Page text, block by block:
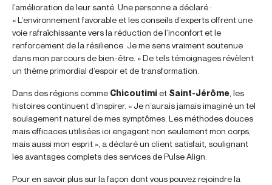
l’amélioration de leur santé. Une personne a déclaré :
« L’environnement favorable et les conseils d’experts offrent une
voie rafraîchissante vers la réduction de l’inconfort et le
renforcement de la résilience. Je me sens vraiment soutenue
dans mon parcours de bien-être. » De tels témoignages révèlent
un thème primordial d’espoir et de transformation.
Dans des régions comme Chicoutimiet Saint-Jérôme , les
histoires continuent d’inspirer. « Je n’aurais jamais imaginé un tel
soulagement naturel de mes symptômes. Les méthodes douces
mais efficaces utilisées ici engagent non seulement mon corps,
mais aussi mon esprit », a déclaré un client satisfait, soulignant
les avantages complets des services de Pulse Align.
Pour en savoir plus sur la façon dont vous pouvez rejoindre la